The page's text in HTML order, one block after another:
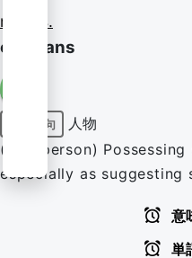
means.
of means
前置詞句
人物
(of a person)
especially as suggesting
意
単